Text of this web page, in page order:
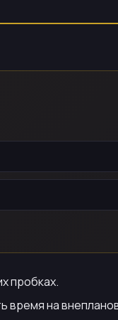
пробках.
время на